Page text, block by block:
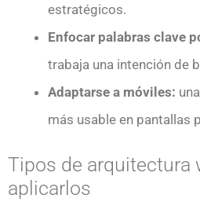
estratégicos.
Enfocar palabras clave
trabaja una intención de
Adaptarse a móviles:
más usable en pantallas
Tipos de arquitectura
aplicarlos